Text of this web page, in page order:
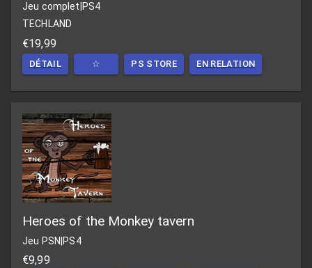
Jeu complet PS4
TECHLAND
€19,99
DÉTAIL ☆ PS STORE EN RELATION
Heroes of the Monkey tavern
Jeu PSN|PS4
€9,99